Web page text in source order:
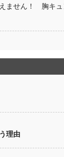
ません！ 胸キュ
理由